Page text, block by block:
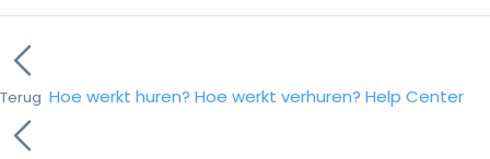
Terug Hoe werkt huren? Hoe werkt verhuren? Help Center